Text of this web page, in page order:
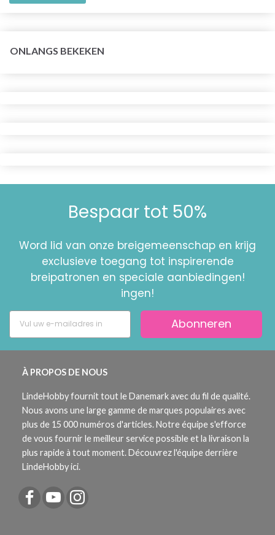
ONLANGS BEKEKEN
Bespaar tot 50%
Word lid van onze breigemeenschap en krijg
exclusieve toegang tot inspirerende
breipatronen en speciale aanbiedingen!
ingen!
Abonneren
À PROPOS DE NOUS
LindeHobby fournit tout le Danemark avec du fil de qualité.
Nous avons une large gamme de marques populaires avec
plus de 15 000 numéros d'articles. Notre équipe s'efforce
de vous fournir le meilleur service possible et la livraison la
plus rapide à tout moment. Découvrez l'équipe derrière
LindeHobby ici.